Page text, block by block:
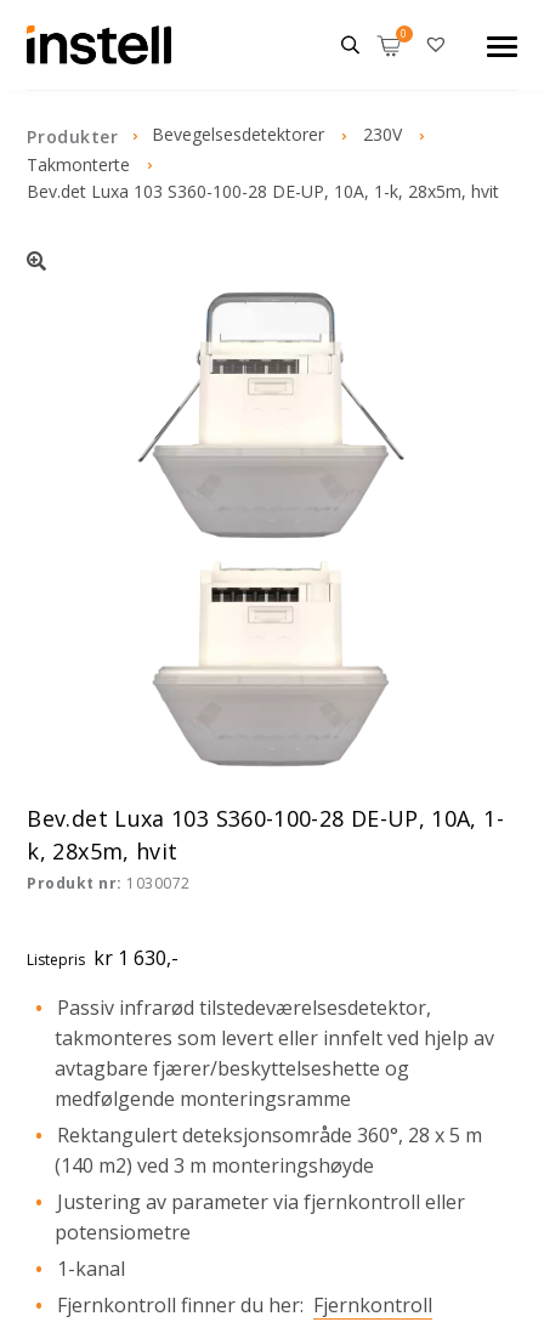
Produkter Bevegelsesdetektorer
230V
Takmonterte
Bev.det Luxa 103 S360-100-28 DE-UP, 10A, 1-k, 28x5m, hvit
Bev.det Luxa 103 S360-100-28 DE-UP, 10A, 1-
k, 28x5m, hvit
Produkt nr: 1030072
Listepris kr 1 630,-
Passiv infrarød tilstedeværelsesdetektor,
takmonteres som levert eller innfelt ved hjelp av
avtagbare fjærer/beskyttelseshette og
medfølgende monteringsramme
Rektangulert deteksjonsområde 360°, 28 x 5 m
(140 m2) ved 3 m monteringshøyde
Justering av parameter via fjernkontroll eller
potensiometre
1-kanal
Fjernkontroll finner du her: Fjernkontroll